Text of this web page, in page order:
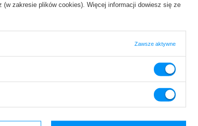
Lada
3
3
Informacje podstawowe
zakresie plików cookies). Więcej informacji dowiesz się ze
Zawsze aktywne